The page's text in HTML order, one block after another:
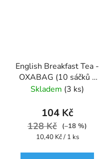
English Breakfast Tea -
OXABAG (10 sáčků x
4g) - Oxalis
Skladem (3 ks)
104 Kč
128 Kč
(–18 %)
Měrná
10,40 Kč / 1 ks